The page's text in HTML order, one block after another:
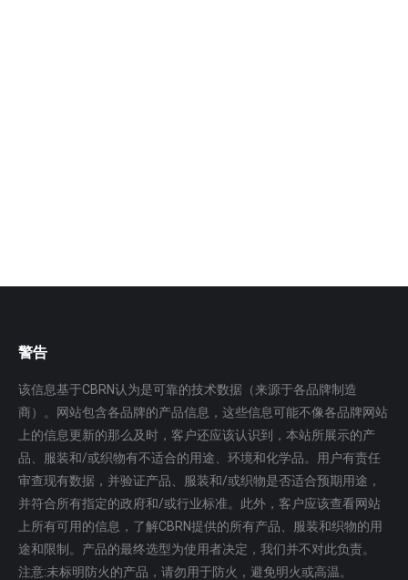
警告
该信息基于CBRN认为是可靠的技术数据（来源于各品牌制造
商）。网站包含各品牌的产品信息，这些信息可能不像各品牌网站
上的信息更新的那么及时，客户还应该认识到，本站所展示的产
品、服装和/或织物有不适合的用途、环境和化学品。用户有责任
审查现有数据，并验证产品、服装和/或织物是否适合预期用途，
并符合所有指定的政府和/或行业标准。此外，客户应该查看网站
上所有可用的信息，了解CBRN提供的所有产品、服装和织物的用
途和限制。产品的最终选型为使用者决定，我们并不对此负责。
注意:未标明防火的产品，请勿用于防火，避免明火或高温。